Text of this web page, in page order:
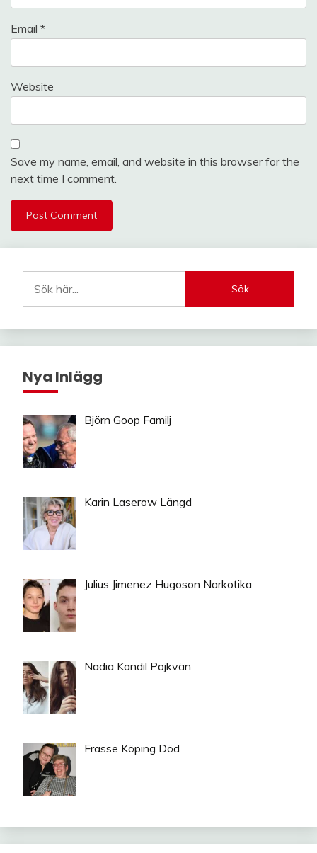
Email *
Website
Save my name, email, and website in this browser for the
next time I comment.
Sök
Nya Inlägg
Björn Goop Familj
Karin Laserow Längd
Julius Jimenez Hugoson Narkotika
Nadia Kandil Pojkvän
Frasse Köping Död